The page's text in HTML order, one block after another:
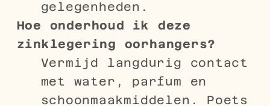
gelegenheden.
Hoe onderhoud ik deze
zinklegering oorhangers?
Vermijd langdurig contact
met water, parfum en
schoonmaakmiddelen. Poets